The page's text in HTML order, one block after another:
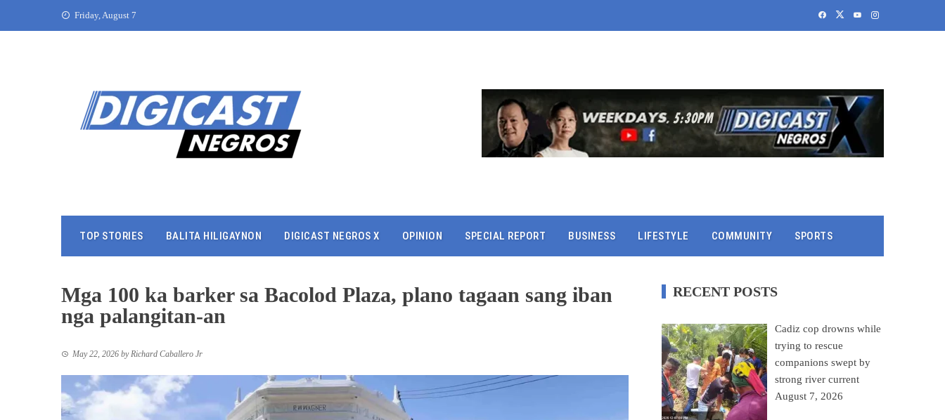
Friday, August 7
TOP STORIES BALITA HILIGAYNON DIGICAST NEGROS X OPINION SPECIAL REPORT BUSINESS LIFESTYLE COMMUNITY SPORTS
Mga 100 ka barker sa Bacolod Plaza, plano tagaan sang iban
nga palangitan-an
May 22, 2026 byRichard Caballero Jr
RECENT POSTS
Cadiz cop drowns while
trying to rescue
companions swept by
strong river current
August 7, 2026